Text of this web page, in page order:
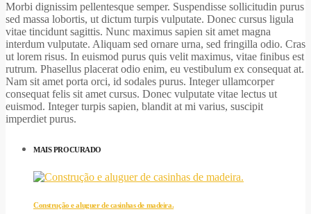
Morbi dignissim pellentesque semper. Suspendisse sollicitudin purus
sed massa lobortis, ut dictum turpis vulputate. Donec cursus ligula
vitae tincidunt sagittis. Nunc maximus sapien sit amet magna
interdum vulputate. Aliquam sed ornare urna, sed fringilla odio. Cras
ut lorem risus. In euismod purus quis velit maximus, vitae finibus est
rutrum. Phasellus placerat odio enim, eu vestibulum ex consequat at.
Nam sit amet porta orci, id sodales purus. Integer ullamcorper
consequat felis sit amet cursus. Donec vulputate vitae lectus ut
euismod. Integer turpis sapien, blandit at mi varius, suscipit
imperdiet purus.
MAIS PROCURADO
Construção e aluguer de casinhas de madeira.